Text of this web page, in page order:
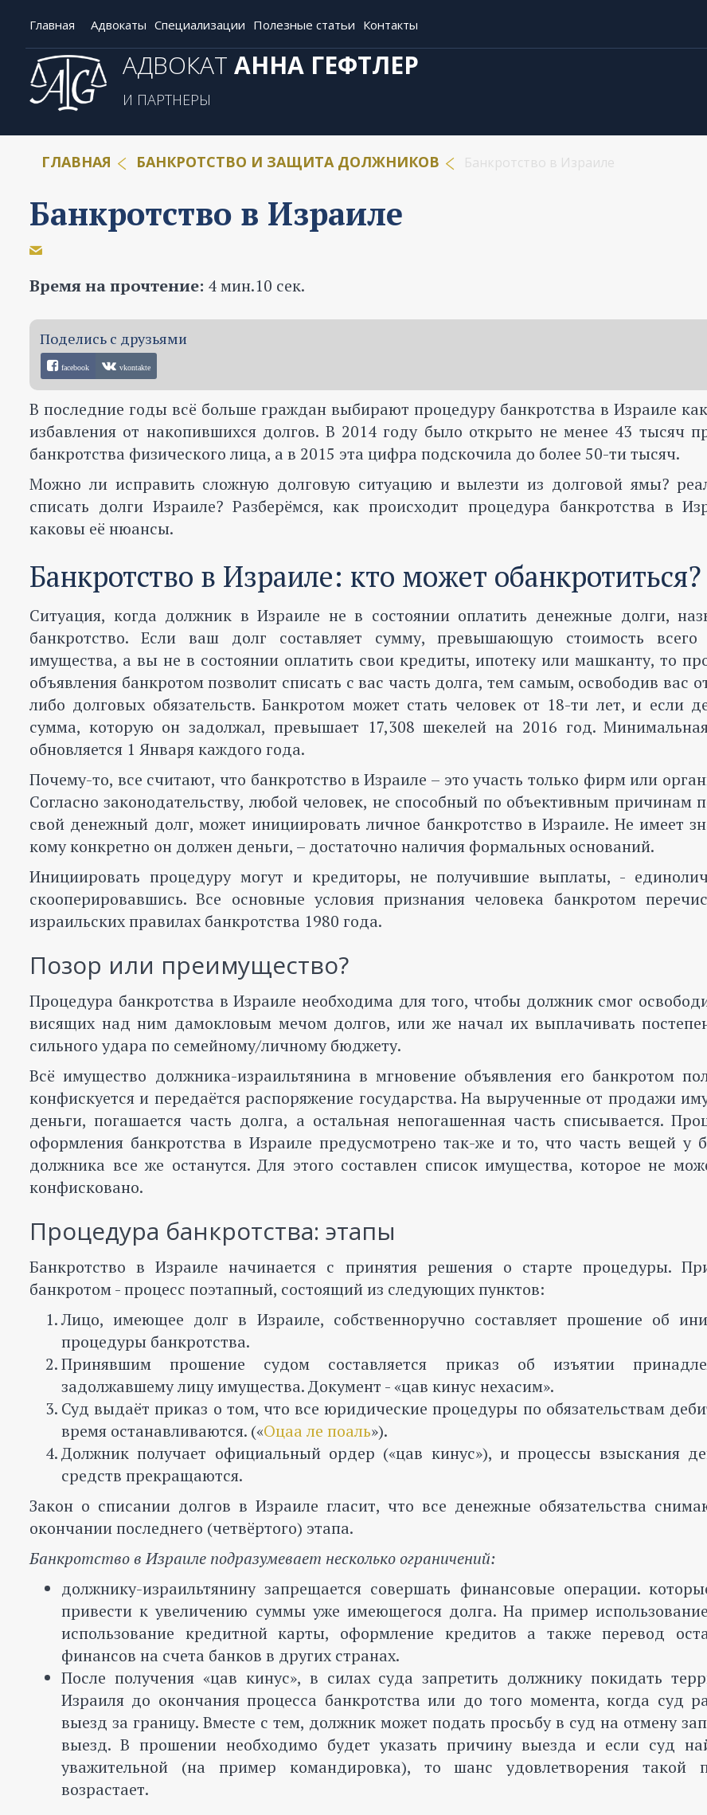
Главная Адвокаты Специализации Полезные статьи Контакты
АДВОКАТ АННА ГЕФТЛЕР
И ПАРТНЕРЫ
ГЛАВНАЯ БАНКРОТСТВО И ЗАЩИТА ДОЛЖНИКОВ Банкротство в Израиле
Банкротство в Израиле
Время на прочтение: 4 мин.10 сек.
facebook vkontakte
В последние годы всё больше граждан выбирают процедуру банкротства в Израиле
избавления от накопившихся долгов. В 2014 году было открыто не менее 43 тысяч
банкротства физического лица, а в 2015 эта цифра подскочила до более 50-ти тысяч.
Можно ли исправить сложную долговую ситуацию и вылезти из долговой ямы?
списать долги Израиле? Разберёмся, как происходит процедура банкротства в
каковы её нюансы.
Банкротство в Израиле: кто может обанкротиться?
Ситуация, когда должник в Израиле не в состоянии оплатить денежные долги,
банкротство. Если ваш долг составляет сумму, превышающую стоимость всего
имущества, а вы не в состоянии оплатить свои кредиты, ипотеку или машканту, то
объявления банкротом позволит списать с вас часть долга, тем самым, освободив вас
либо долговых обязательств. Банкротом может стать человек от 18-ти лет, и если
сумма, которую он задолжал, превышает 17,308 шекелей на 2016 год.
обновляется 1 Января каждого года.
Почему-то, все считают, что банкротство в Израиле – это участь только фирм или
Согласно законодательству, любой человек, не способный по объективным причинам
свой денежный долг, может инициировать личное банкротство в Израиле. Не имеет
кому конкретно он должен деньги, – достаточно наличия формальных оснований.
Инициировать процедуру могут и кредиторы, не получившие выплаты, -
скооперировавшись. Все основные условия признания человека банкротом
израильских правилах банкротства 1980 года.
Позор или преимущество?
Процедура банкротства в Израиле необходима для того, чтобы должник смог
висящих над ним дамокловым мечом долгов, или же начал их выплачивать
сильного удара по семейному/личному бюджету.
Всё имущество должника-израильтянина в мгновение объявления его банкротом
конфискуется и передаётся распоряжение государства. На вырученные от продажи
деньги, погашается часть долга, а остальная непогашенная часть списывается.
оформления банкротства в Израиле предусмотрено так-же и то, что часть вещей у
должника все же останутся. Для этого составлен список имущества, которое не
конфисковано.
Процедура банкротства: этапы
Банкротство в Израиле начинается с принятия решения о старте процедуры.
банкротом - процесс поэтапный, состоящий из следующих пунктов:
Лицо, имеющее долг в Израиле, собственноручно составляет прошение об
процедуры банкротства.
Принявшим прошение судом составляется приказ об изъятии
задолжавшему лицу имущества. Документ - «цав кинус нехасим».
Суд выдаёт приказ о том, что все юридические процедуры по обязательствам
время останавливаются. («Оцаа ле поаль»).
Должник получает официальный ордер («цав кинус»), и процессы взыскания
средств прекращаются.
Закон о списании долгов в Израиле гласит, что все денежные обязательства
окончании последнего (четвёртого) этапа.
Банкротство в Израиле подразумевает несколько ограничений:
должнику-израильтянину запрещается совершать финансовые операции.
привести к увеличению суммы уже имеющегося долга. На пример
использование кредитной карты, оформление кредитов а также перевод
финансов на счета банков в других странах.
После получения «цав кинус», в силах суда запретить должнику покидать
Израиля до окончания процесса банкротства или до того момента, когда суд
выезд за границу. Вместе с тем, должник может подать просьбу в суд на отмену
выезд. В прошении необходимо будет указать причину выезда и если суд
уважительной (на пример командировка), то шанс удовлетворения такой
возрастает.